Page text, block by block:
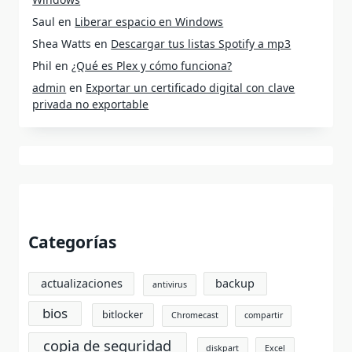
Saul en Liberar espacio en Windows
Shea Watts en Descargar tus listas Spotify a mp3
Phil en ¿Qué es Plex y cómo funciona?
admin en Exportar un certificado digital con clave
privada no exportable
Categorías
actualizaciones antivirus backup
bios bitlocker Chromecast compartir
copia de seguridad diskpart Excel